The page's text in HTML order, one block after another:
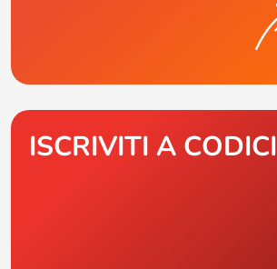
ISCRIVITI A CODICI